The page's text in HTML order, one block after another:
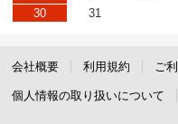
30
31
会社概要 利用規約 ご
個人情報の取り扱いについて